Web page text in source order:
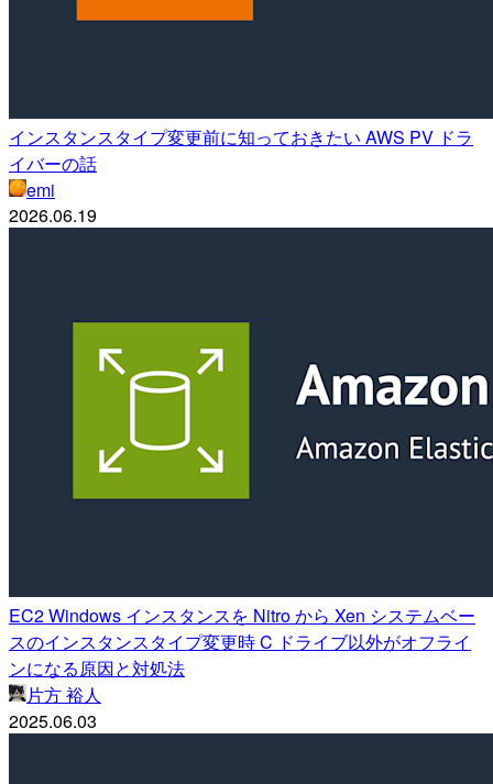
インスタンスタイプ変更前に知っておきたい AWS PV ドラ
イバーの話
emi
2026.06.19
EC2 Windows インスタンスを Nitro から Xen システムベー
スのインスタンスタイプ変更時 C ドライブ以外がオフライ
ンになる原因と対処法
片方 裕人
2025.06.03